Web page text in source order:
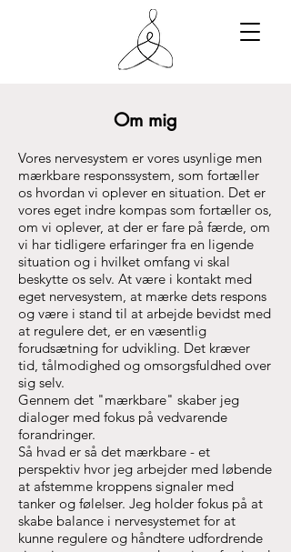
Om mig
Vores nervesystem er vores usynlige men
mærkbare responssystem, som fortæller
os hvordan vi oplever en situation. Det er
vores eget indre kompas som fortæller os,
om vi oplever, at der er fare på færde, om
vi har tidligere erfaringer fra en ligende
situation og i hvilket omfang vi skal
beskytte os selv. At være i kontakt med
eget nervesystem, at mærke dets respons
og være i stand til at arbejde bevidst med
at regulere det, er en væsentlig
forudsætning for udvikling. Det kræver
tid, tålmodighed og omsorgsfuldhed over
sig selv.
Gennem det "mærkbare" skaber jeg
dialoger med fokus på vedvarende
forandringer.
Så hvad er så det mærkbare - et
perspektiv hvor jeg arbejder med løbende
at afstemme kroppens signaler med
tanker og følelser. Jeg holder fokus på at
skabe balance i nervesystemet for at
kunne regulere og håndtere udfordrende